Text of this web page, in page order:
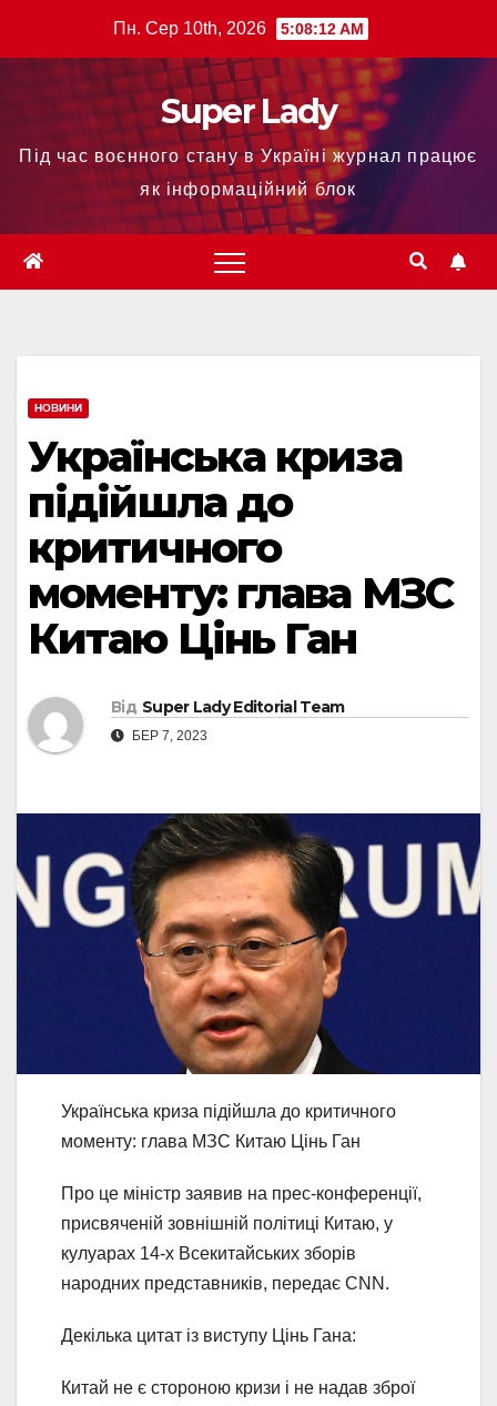
Пн. Сер 10th, 2026 5:08:12 AM
Super Lady
Під час воєнного стану в Україні журнал працює
як інформаційний блок
НОВИНИ
Українська криза
підійшла до
критичного
моменту: глава МЗС
Китаю Цінь Ган
Від Super Lady Editorial Team
БЕР 7, 2023
Українська криза підійшла до критичного
моменту: глава МЗС Китаю Цінь Ган
Про це міністр заявив на прес-конференції,
присвяченій зовнішній політиці Китаю, у
кулуарах 14-х Всекитайських зборів
народних представників, передає CNN.
Декілька цитат із виступу Цінь Гана:
Китай не є стороною кризи і не надав зброї